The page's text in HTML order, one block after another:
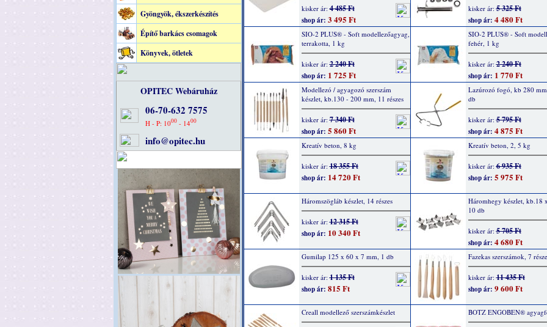
Gyöngyök, ékszerkészítés
Építő barkács csomagok
Könyvek, ötletek
OPITEC Webáruház
06-70-632 7575
H - P: 1000 - 1400
info@opitec.hu
kisker ár:4 485 Ft
shop ár: 3 495 Ft
kisker ár:5 325 Ft
shop ár: 4 480 Ft
SIO-2 PLUS® - Soft modellezőagyag,
terrakotta, 1 kg
kisker ár:2 240 Ft
shop ár: 1 725 Ft
SIO-2 PLUS® - Soft
fehér, 1 kg
kisker ár:2 240 Ft
shop ár: 1 770 Ft
Modellezó / agyagozó szerszám
készlet, kb.130 - 200 mm, 11 részes
kisker ár:7 340 Ft
shop ár: 5 860 Ft
Lazúrozó fogó, kb 280
db
kisker ár:5 795 Ft
shop ár: 4 875 Ft
Kreatív beton, 8 kg
kisker ár:18 355 Ft
shop ár: 14 720 Ft
Kreatív beton, 2, 5 kg
kisker ár:6 935 Ft
shop ár: 5 975 Ft
Háromszögláb készlet, 14 részes
kisker ár:12 315 Ft
shop ár: 10 340 Ft
Háromhegy készlet, kb.18
10 db
kisker ár:5 705 Ft
shop ár: 4 680 Ft
Gumilap 125 x 60 x 7 mm, 1 db
kisker ár:1 135 Ft
shop ár: 815 Ft
Fazekas szerszámok, 7
kisker ár:11 435 Ft
shop ár: 9 600 Ft
Creall modellező szerszámkészlet BOTZ ENGOBEN®